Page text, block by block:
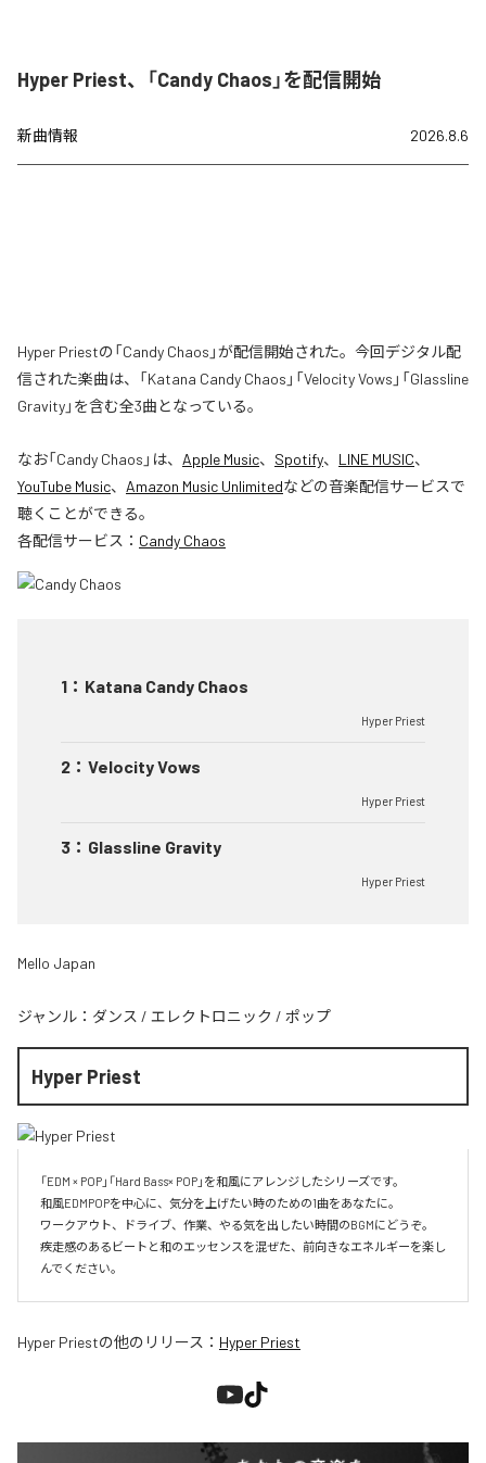
Hyper Priest、「Candy Chaos」を配信開始
新曲情報 2026.8.6
Hyper Priestの「Candy Chaos」が配信開始された。今回デジタル配
信された楽曲は、「Katana Candy Chaos」「Velocity Vows」「Glassline
Gravity」を含む全3曲となっている。
なお「Candy Chaos 」は、 Apple Music、 Spotify、 LINE MUSIC、
YouTube Music、 Amazon Music Unlimitedなどの音楽配信サービスで
聴くことができる。
各配信サービス： Candy Chaos
1 ： Katana Candy Chaos
Hyper Priest
2 ： Velocity Vows
Hyper Priest
3 ： Glassline Gravity
Hyper Priest
Mello Japan
ジャンル： ダンス / エレクトロニック / ポップ
Hyper Priest
「EDM × POP」「Hard Bass× POP」を和風にアレンジしたシリーズです。
和風EDMPOPを中心に、気分を上げたい時のための1曲をあなたに。
ワークアウト、ドライブ、作業、やる気を出したい時間のBGMにどうぞ。
疾走感のあるビートと和のエッセンスを混ぜた、前向きなエネルギーを楽し
んでください。
Hyper Priestの他のリリース： Hyper Priest